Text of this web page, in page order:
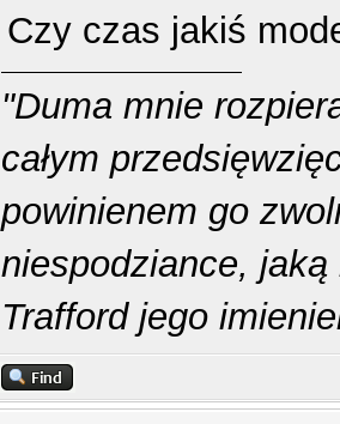
Czy czas jakiś
"Duma mnie
całym
powinienem go
niespodziance, jaką
Trafford jego